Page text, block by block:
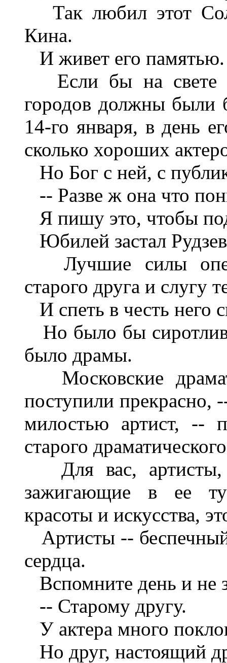
Так любил этот
Кина.
И живет его памятью.
Если бы на свете
городов должны были
14-го января, в день
сколько хороших
Но Бог с ней, с
-- Разве ж она что
Я пишу это, чтобы
Юбилей застал
Лучшие силы
старого друга и слугу
И спеть в честь него
Но было бы
было драмы.
Московские
поступили прекрасно,
милостью артист, --
старого
Для вас, артисты,
зажигающие в ее
красоты и искусства,
Артисты --
сердца.
Вспомните день и не
-- Старому другу.
У актера много
Но друг, настоящий